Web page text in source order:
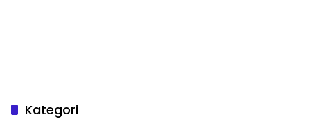
Kategori